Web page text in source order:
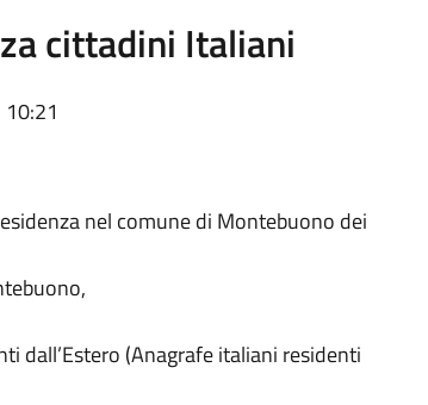
cittadini Italiani
nel comune di Montebuono dei
dall’Estero (Anagrafe italiani residenti